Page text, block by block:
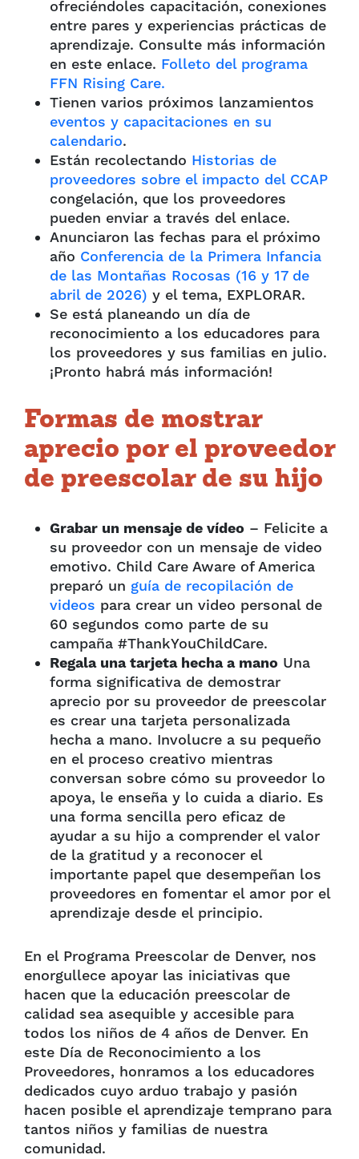
ofreciéndoles capacitación, conexiones
entre pares y experiencias prácticas de
aprendizaje. Consulte más información
en este enlace. Folleto del programa
FFN Rising Care.
Tienen varios próximos lanzamientos
eventos y capacitaciones en su
calendario.
Están recolectando Historias de
proveedores sobre el impacto del CCAP
congelación, que los proveedores
pueden enviar a través del enlace.
Anunciaron las fechas para el próximo
año Conferencia de la Primera Infancia
de las Montañas Rocosas (16 y 17 de
abril de 2026) y el tema, EXPLORAR.
Se está planeando un día de
reconocimiento a los educadores para
los proveedores y sus familias en julio.
¡Pronto habrá más información!
Formas de mostrar
aprecio por el proveedor
de preescolar de su hijo
Grabar un mensaje de vídeo – Felicite a
su proveedor con un mensaje de video
emotivo. Child Care Aware of America
preparó un guía de recopilación de
videos para crear un video personal de
60 segundos como parte de su
campaña #ThankYouChildCare.
Regala una tarjeta hecha a mano Una
forma significativa de demostrar
aprecio por su proveedor de preescolar
es crear una tarjeta personalizada
hecha a mano. Involucre a su pequeño
en el proceso creativo mientras
conversan sobre cómo su proveedor lo
apoya, le enseña y lo cuida a diario. Es
una forma sencilla pero eficaz de
ayudar a su hijo a comprender el valor
de la gratitud y a reconocer el
importante papel que desempeñan los
proveedores en fomentar el amor por el
aprendizaje desde el principio.
En el Programa Preescolar de Denver, nos
enorgullece apoyar las iniciativas que
hacen que la educación preescolar de
calidad sea asequible y accesible para
todos los niños de 4 años de Denver. En
este Día de Reconocimiento a los
Proveedores, honramos a los educadores
dedicados cuyo arduo trabajo y pasión
hacen posible el aprendizaje temprano para
tantos niños y familias de nuestra
comunidad.